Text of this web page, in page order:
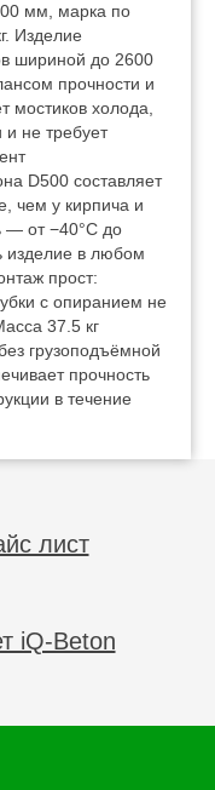
мм, марка по
Изделие
шириной до 2600
прочности и
мостиков холода,
и не требует
D500 составляет
чем у кирпича и
— от −40°C до
изделие в любом
прост:
с опиранием не
37.5 кг
грузоподъёмной
прочность
в течение
лист
iQ-Beton